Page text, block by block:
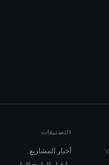
التصنيفات
أخبار المشاريع